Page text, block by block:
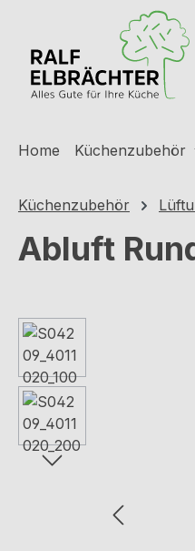
Hauptinhalt springen
Zur Suche springen
Zur Hauptnavigation
Home Küchenzubehör
Küchenzubehör
Abluft
Bildergalerie überspringen